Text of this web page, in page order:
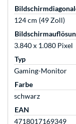
124 cm (49 Zoll)
3.840 x 1.080 Pixel
Typ
Gaming-Monitor
Farbe
schwarz
EAN
4718017169349